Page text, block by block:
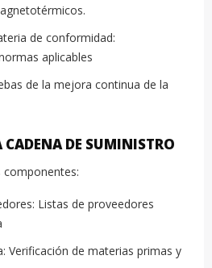
de conformidad:
aplicables
de la mejora continua de la
CADENA DE SUMINISTRO
componentes:
Listas de proveedores
Verificación de materias primas y